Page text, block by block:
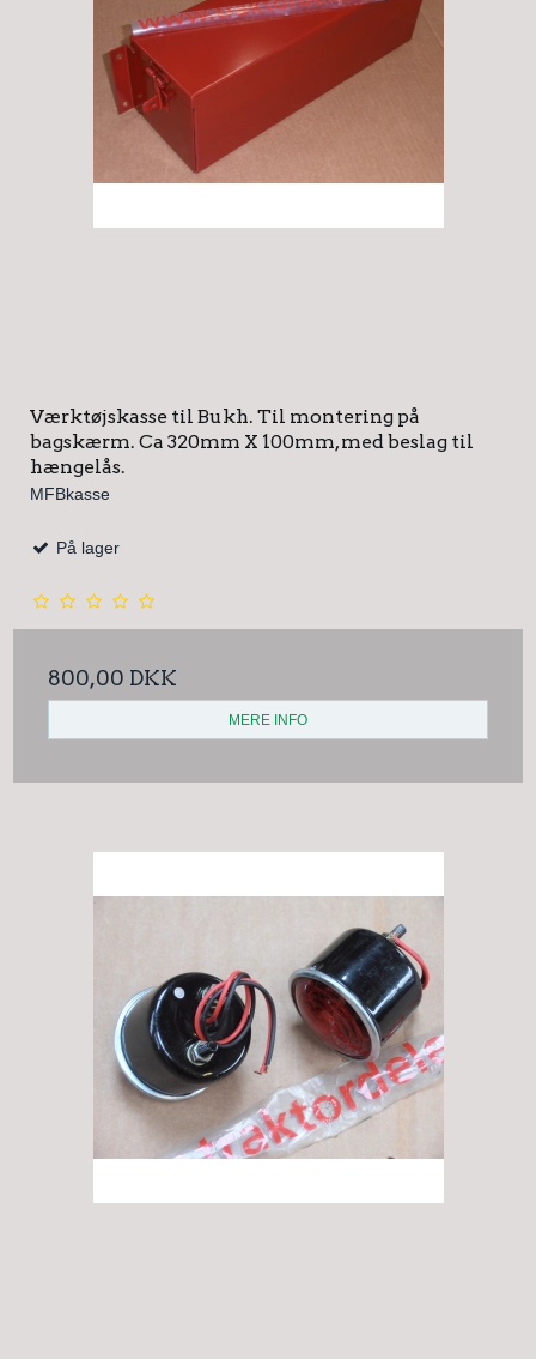
Værktøjskasse til Bukh. Til montering på
bagskærm. Ca 320mm X 100mm, med beslag til
hængelås.
MFBkasse
På lager
800,00 DKK
MERE INFO